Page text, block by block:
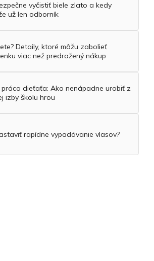
vyčistiť biele zlato a kedy
už len odborník
Detaily, ktoré môžu zabolieť
viac než predražený nákup
práca dieťaťa: Ako nenápadne urobiť z
izby školu hrou
rapídne vypadávanie vlasov?